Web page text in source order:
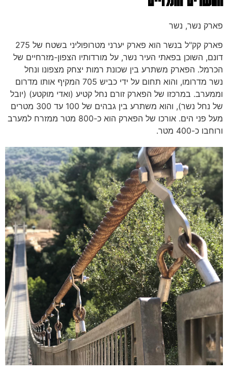
פארק נשר, נשר
פארק קק"ל בנשר הוא פארק יערני מטרופוליני בשטח של 275
דונם, השוכן בפאתי העיר נשר, על מורדותיו הצפון-מזרחיים של
הכרמל. הפארק משתרע בין שכונת רמות יצחק מצפונו ונחל
נשר מדרומו, והוא תחום על ידי כביש 705 המקיף אותו מדרום
וממערב. במרכזו של הפארק זורם נחל קטיע (ואדי מוקטע) (יובל
של נחל נשר), והוא משתרע בין גבהים של 100 עד 300 מטרים
מעל פני הים. אורכו של הפארק הוא כ-800 מטר ממזרח למערב
ורוחבו כ-400 מטר.